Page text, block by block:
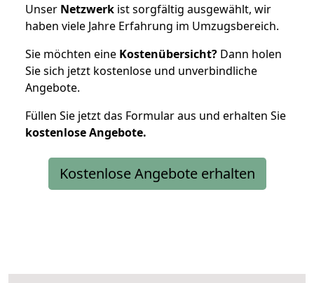
Unser Netzwerk ist sorgfältig ausgewählt, wir
haben viele Jahre Erfahrung im Umzugsbereich.
Sie möchten eine Kostenübersicht? Dann holen
Sie sich jetzt kostenlose und unverbindliche
Angebote.
Füllen Sie jetzt das Formular aus und erhalten Sie
kostenloseAngebote.
Kostenlose Angebote erhalten